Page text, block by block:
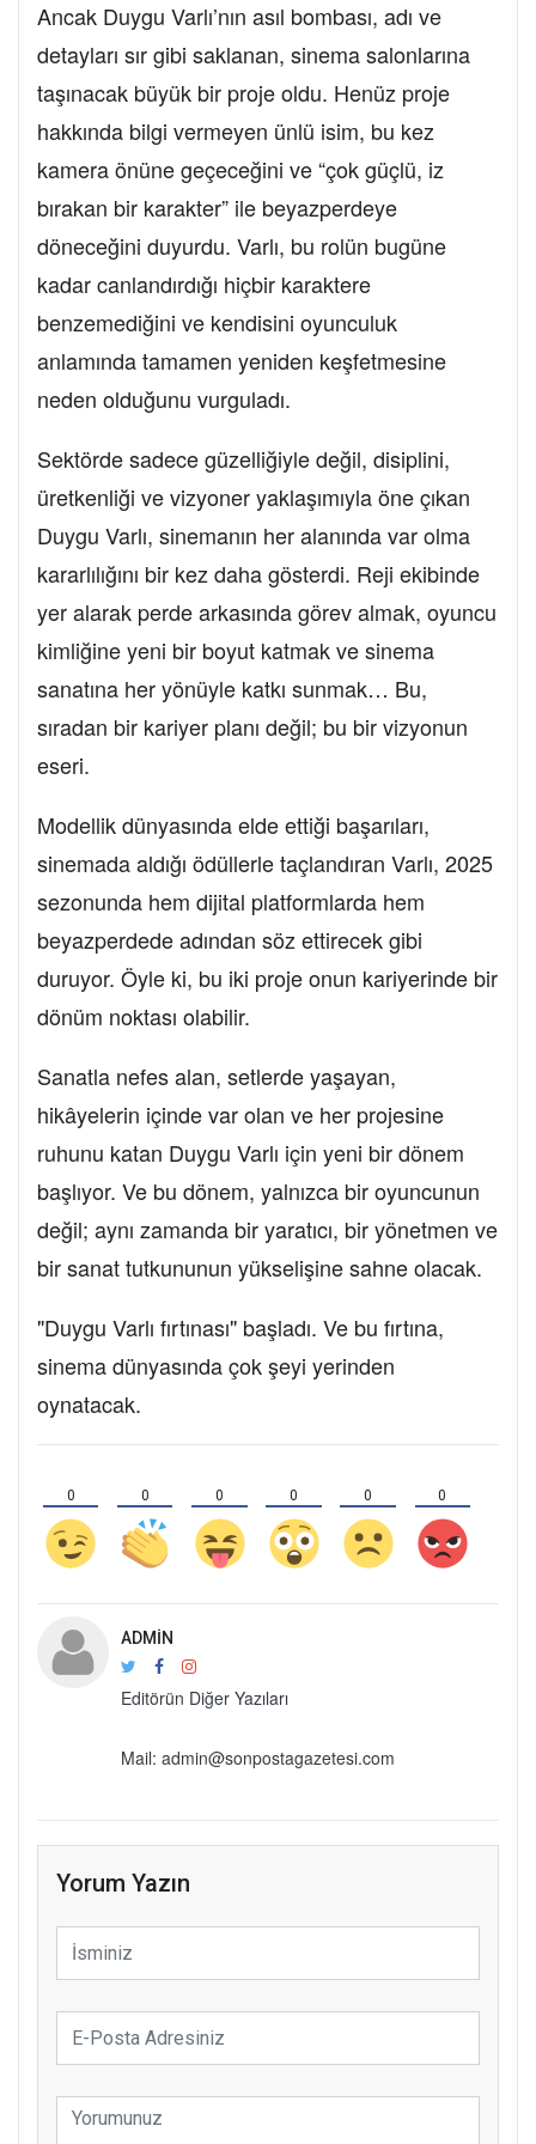
Ancak Duygu Varlı’nın asıl bombası, adı ve
detayları sır gibi saklanan, sinema salonlarına
taşınacak büyük bir proje oldu. Henüz proje
hakkında bilgi vermeyen ünlü isim, bu kez
kamera önüne geçeceğini ve “çok güçlü, iz
bırakan bir karakter” ile beyazperdeye
döneceğini duyurdu. Varlı, bu rolün bugüne
kadar canlandırdığı hiçbir karaktere
benzemediğini ve kendisini oyunculuk
anlamında tamamen yeniden keşfetmesine
neden olduğunu vurguladı.
Sektörde sadece güzelliğiyle değil, disiplini,
üretkenliği ve vizyoner yaklaşımıyla öne çıkan
Duygu Varlı, sinemanın her alanında var olma
kararlılığını bir kez daha gösterdi. Reji ekibinde
yer alarak perde arkasında görev almak, oyuncu
kimliğine yeni bir boyut katmak ve sinema
sanatına her yönüyle katkı sunmak… Bu,
sıradan bir kariyer planı değil; bu bir vizyonun
eseri.
Modellik dünyasında elde ettiği başarıları,
sinemada aldığı ödüllerle taçlandıran Varlı, 2025
sezonunda hem dijital platformlarda hem
beyazperdede adından söz ettirecek gibi
duruyor. Öyle ki, bu iki proje onun kariyerinde bir
dönüm noktası olabilir.
Sanatla nefes alan, setlerde yaşayan,
hikâyelerin içinde var olan ve her projesine
ruhunu katan Duygu Varlı için yeni bir dönem
başlıyor. Ve bu dönem, yalnızca bir oyuncunun
değil; aynı zamanda bir yaratıcı, bir yönetmen ve
bir sanat tutkununun yükselişine sahne olacak.
"Duygu Varlı fırtınası" başladı. Ve bu fırtına,
sinema dünyasında çok şeyi yerinden
oynatacak.
0 0 0 0 0 0
ADMIN
Editörün Diğer Yazıları
Mail: admin@sonpostagazetesi.com
Yorum Yazın